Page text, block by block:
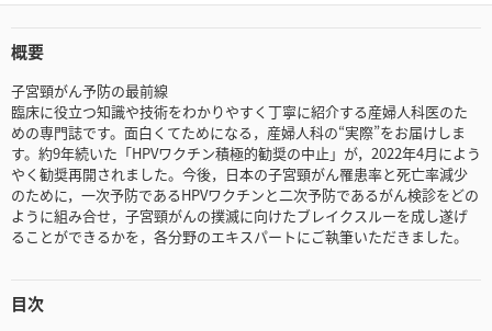
概要
子宮頸がん予防の最前線
臨床に役立つ知識や技術をわかりやすく丁寧に紹介する産婦人科医のた
めの専門誌です。面白くてためになる，産婦人科の“実際”をお届けしま
す。約9年続いた「HPVワクチン積極的勧奨の中止」が，2022年4月によう
やく勧奨再開されました。今後，日本の子宮頸がん罹患率と死亡率減少
のために，一次予防であるHPVワクチンと二次予防であるがん検診をどの
ように組み合せ，子宮頸がんの撲滅に向けたブレイクスルーを成し遂げ
ることができるかを，各分野のエキスパートにご執筆いただきました。
目次